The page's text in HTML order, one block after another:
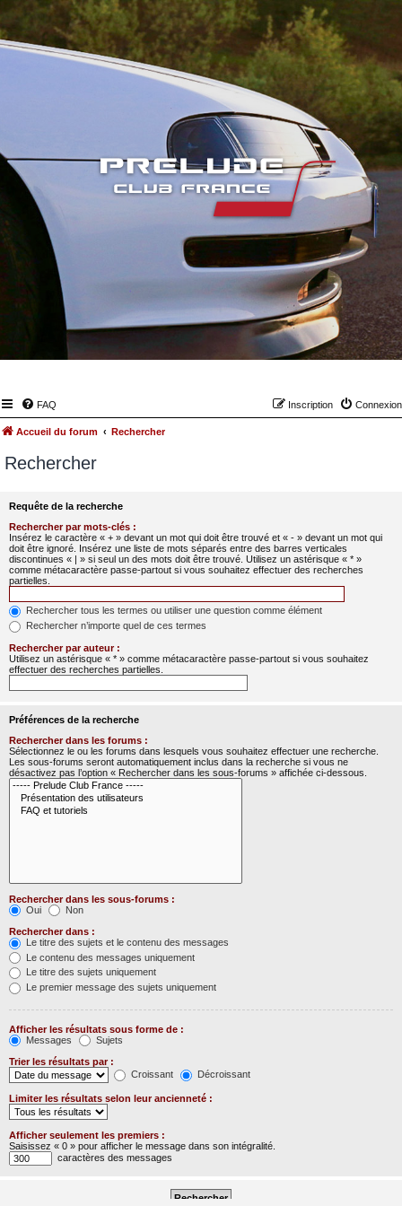
FAQ Connexion
Inscription
Accueil du forum Rechercher
Rechercher
Requête de la recherche
Rechercher par mots-clés :
Insérez le caractère « + » devant un mot qui doit être trouvé et « - » devant un mot qui
doit être ignoré. Insérez une liste de mots séparés entre des barres verticales
discontinues « | » si seul un des mots doit être trouvé. Utilisez un astérisque « * »
comme métacaractère passe-partout si vous souhaitez effectuer des recherches
partielles.
Rechercher tous les termes ou utiliser une question comme élément
Rechercher n’importe quel de ces termes
Rechercher par auteur :
Utilisez un astérisque « * » comme métacaractère passe-partout si vous souhaitez
effectuer des recherches partielles.
Préférences de la recherche
Rechercher dans les forums :
Sélectionnez le ou les forums dans lesquels vous souhaitez effectuer une recherche.
Les sous-forums seront automatiquement inclus dans la recherche si vous ne
désactivez pas l’option « Rechercher dans les sous-forums » affichée ci-dessous.
Rechercher dans les sous-forums :
Oui
Non
Rechercher dans :
Le titre des sujets et le contenu des messages
Le contenu des messages uniquement
Le titre des sujets uniquement
Le premier message des sujets uniquement
Afficher les résultats sous forme de :
Messages
Sujets
Trier les résultats par :
Croissant
Décroissant
Limiter les résultats selon leur ancienneté :
Afficher seulement les premiers :
Saisissez « 0 » pour afficher le message dans son intégralité.
caractères des messages